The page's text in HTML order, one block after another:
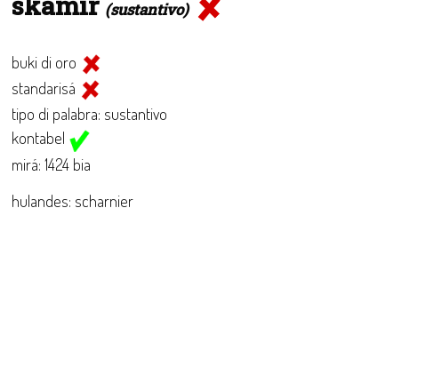
(sustantivo)
buki di oro
standarisá
tipo di palabra: sustantivo
kontabel
mirá: 1424 bia
hulandes: scharnier